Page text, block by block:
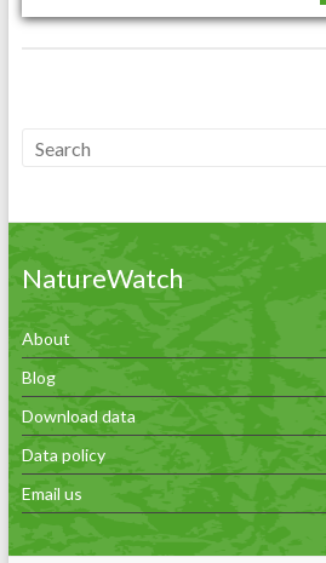
NatureWatch
About
Blog
Download data
Data policy
Email us